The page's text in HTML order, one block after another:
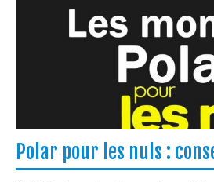
Polar pour les nuls :